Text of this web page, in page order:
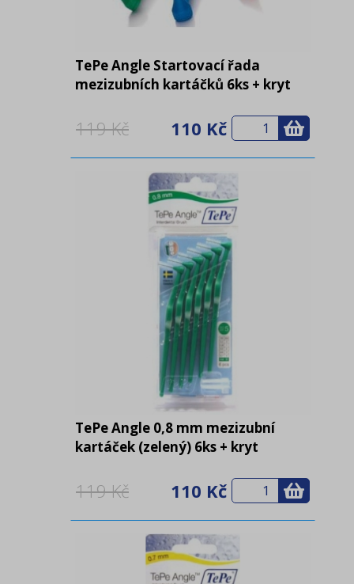
TePe Angle Startovací řada
mezizubních kartáčků 6ks + kryt
119 Kč 110 Kč
TePe Angle 0,8 mm mezizubní
kartáček (zelený) 6ks + kryt
119 Kč 110 Kč